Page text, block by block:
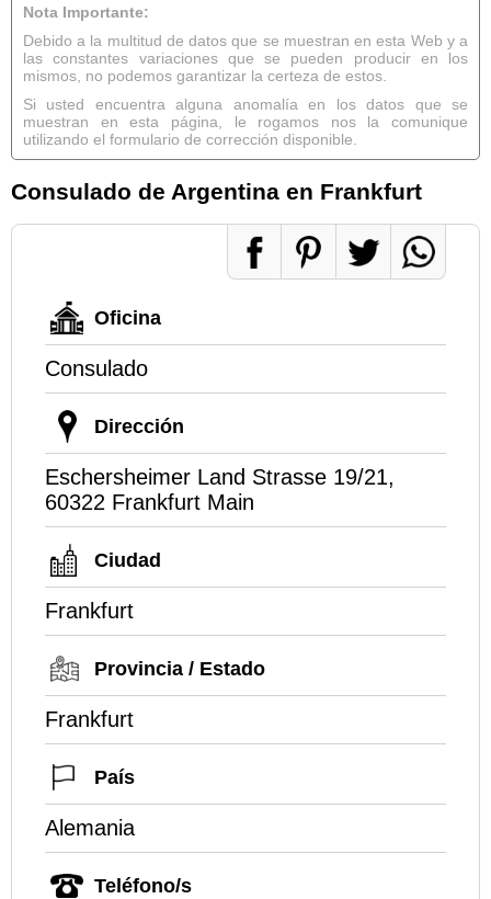
Nota Importante:
Debido a la multitud de datos que se muestran en esta Web y a
las constantes variaciones que se pueden producir en los
mismos, no podemos garantizar la certeza de estos.
Si usted encuentra alguna anomalía en los datos que se
muestran en esta página, le rogamos nos la comunique
utilizando el formulario de corrección disponible.
Consulado de Argentina en Frankfurt
Oficina
Consulado
Dirección
Eschersheimer Land Strasse 19/21,
60322 Frankfurt Main
Ciudad
Frankfurt
Provincia / Estado
Frankfurt
País
Alemania
Teléfono/s